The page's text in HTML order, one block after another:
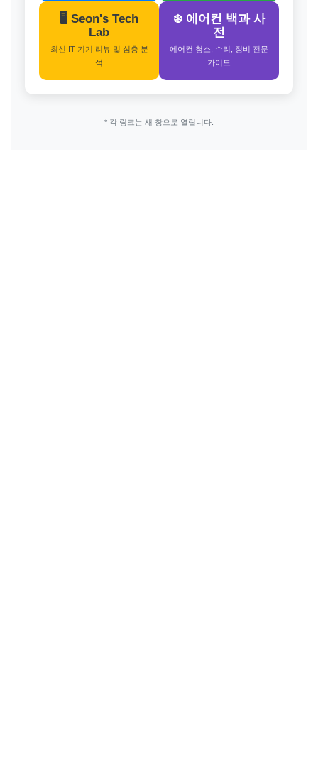
🖥️ Seon's Tech
Lab
최신 IT 기기 리뷰 및 심층 분
석
❄️ 에어컨 백과 사
전
에어컨 청소, 수리, 정비 전문
가이드
* 각 링크는 새 창으로 열립니다.